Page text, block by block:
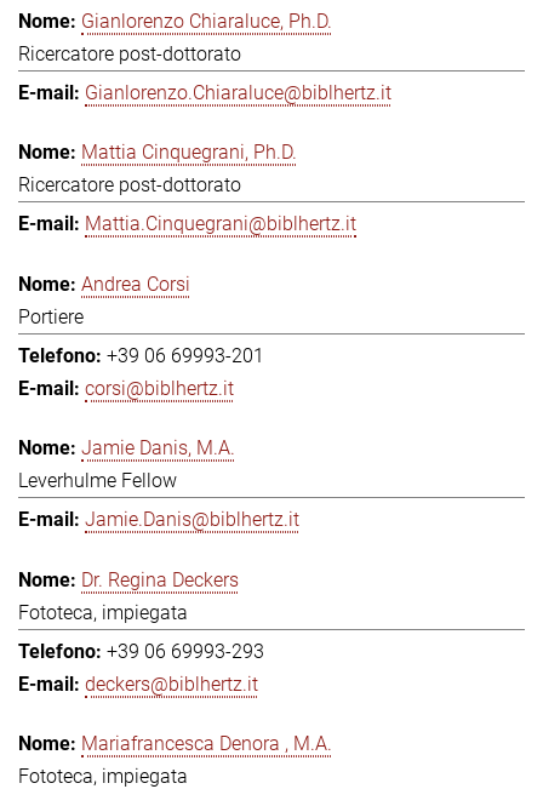
Gianlorenzo Chiaraluce, Ph.D.
Ricercatore post-dottorato
Gianlorenzo.Chiaraluce@biblhertz.it
Mattia Cinquegrani, Ph.D.
Ricercatore post-dottorato
Mattia.Cinquegrani@biblhertz.it
Andrea Corsi
Portiere
+39 06 69993-201
corsi@biblhertz.it
Jamie Danis, M.A.
Leverhulme Fellow
Jamie.Danis@biblhertz.it
Dr. Regina Deckers
Fototeca, impiegata
+39 06 69993-293
deckers@biblhertz.it
Mariafrancesca Denora , M.A.
Fototeca, impiegata